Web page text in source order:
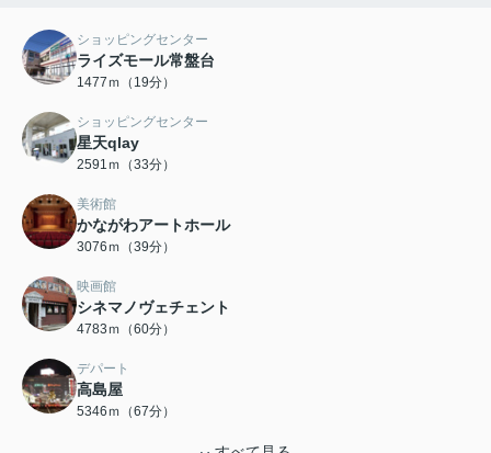
ショッピングセンター
ライズモール常盤台
1477ｍ（19分）
ショッピングセンター
星天qlay
2591ｍ（33分）
美術館
かながわアートホール
3076ｍ（39分）
映画館
シネマノヴェチェント
4783ｍ（60分）
デパート
高島屋
5346ｍ（67分）